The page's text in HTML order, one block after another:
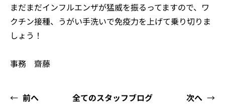
まだまだインフルエンザが猛威を振るってますので、ワ
クチン接種、うがい手洗いで免疫力を上げて乗り切りま
しょう！
事務 齋藤
← 前へ 全てのスタッフブログ 次へ →